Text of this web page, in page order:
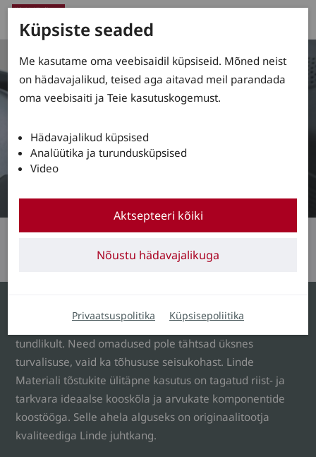
Juhtkangid
Iga millimeeter loeb
neid saama kasutada intuitiivselt, mugavalt ja väga
tundlikult. Need omadused pole tähtsad üksnes
turvalisuse, vaid ka tõhususe seisukohast. Linde
Materiali tõstukite ülitäpne kasutus on tagatud riist- ja
tarkvara ideaalse kooskõla ja arvukate komponentide
koostööga. Selle ahela alguseks on originaalitootja
kvaliteediga Linde juhtkang.
Küpsiste seaded
Me kasutame oma veebisaidil küpsiseid. Mõned neist
on hädavajalikud, teised aga aitavad meil parandada
oma veebisaiti ja Teie kasutuskogemust.
Hädavajalikud küpsised
Analüütika ja turundusküpsised
Video
Aktsepteeri kõiki
Nõustu hädavajalikuga
Privaatsuspolitika Küpsisepoliitika